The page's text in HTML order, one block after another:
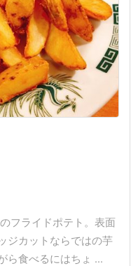
フライドポテト。表面
ジカットならではの芋
ら食べるにはちょ ...